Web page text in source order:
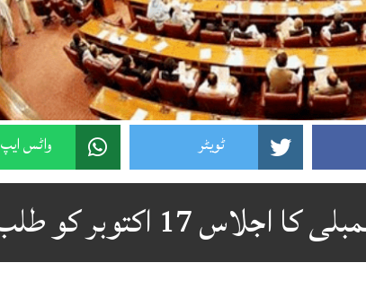
ٹویٹر واٹس ایپ
17 اکتوبر کو طلب